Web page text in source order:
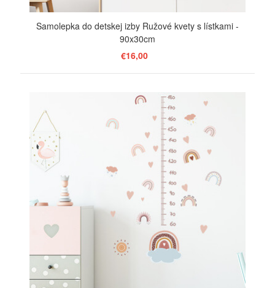
Samolepka do detskej izby Ružové kvety s lístkami -
90x30cm
€16,00